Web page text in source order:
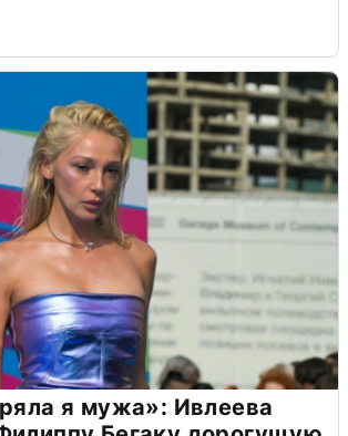
я мужа»: Ивлеева